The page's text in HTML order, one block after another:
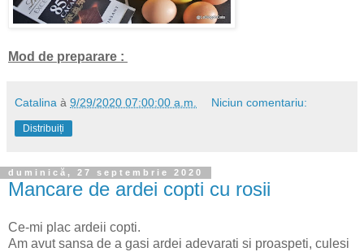
Mod de preparare :
Catalina à 9/29/2020 07:00:00 a.m. Niciun comentariu:
Distribuiți
duminică, 27 septembrie 2020
Mancare de ardei copti cu rosii
Ce-mi plac ardeii copti.
Am avut sansa de a gasi ardei adevarati si proaspeti, culesi